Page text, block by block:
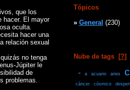
que los
hacer. El mayor
oculta.
hacer una
relación sexual
no tenga
Júpiter le
de
problemas.
Tópicos
» General (230)
Nube de tags [?]
- a acuario aries
cáncer cósmico